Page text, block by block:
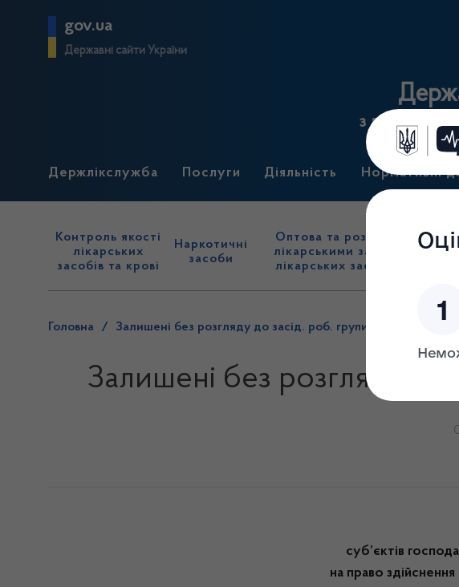
gov.ua
Державні сайти України
з лікарських
Держлікслужба Послуги Діяльність Нормативні
Контроль якості
лікарських
засобів та крові
Наркотичні
засоби
Оптова та роздрібна
лікарськими засобами,
лікарських засобів (крім
Головна / Залишені без розгляду до засід. роб. групи
Залишені без розгляду до
суб’єктів
на право